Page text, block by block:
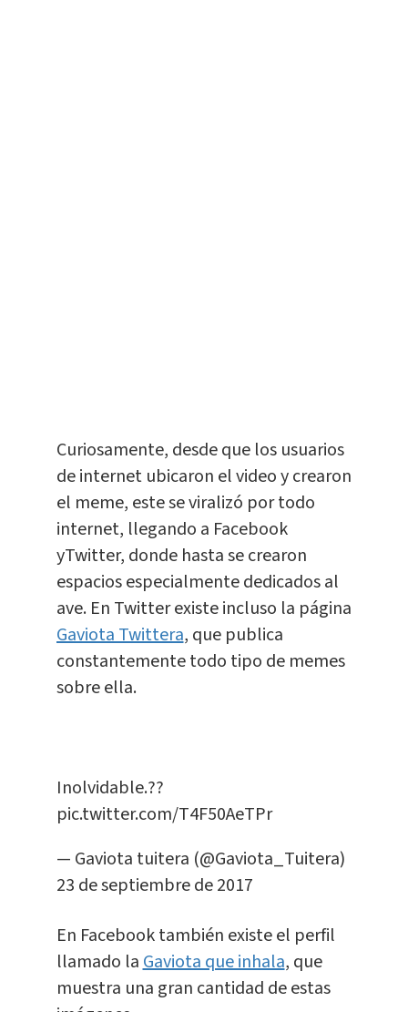
Curiosamente, desde que los usuarios
de internet ubicaron el video y crearon
el meme, este se viralizó por todo
internet, llegando a Facebook
yTwitter, donde hasta se crearon
espacios especialmente dedicados al
ave. En Twitter existe incluso la página
Gaviota Twittera, que publica
constantemente todo tipo de memes
sobre ella.
Inolvidable.??
pic.twitter.com/T4F50AeTPr
— Gaviota tuitera (@Gaviota_Tuitera)
23 de septiembre de 2017
En Facebook también existe el perfil
llamado laGaviota que inhala, que
muestra una gran cantidad de estas